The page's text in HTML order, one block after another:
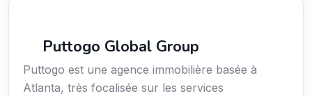
Puttogo Global Group
Puttogo est une agence immobilière basée à
Atlanta, très focalisée sur les services